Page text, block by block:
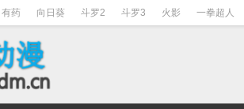
有药 向日葵 斗罗2 斗罗3 火影 一拳超人